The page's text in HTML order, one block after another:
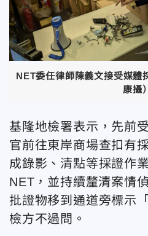
NET委任律師陳義文接受媒體
康攝）
基隆地檢署表示，先前
官前往東岸商場查扣有
成錄影、清點等採證作
NET，並持續釐清案情
批證物移到通道旁標示
檢方不過問。